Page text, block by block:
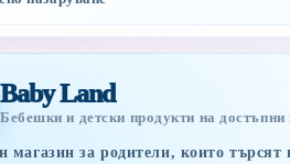
Baby Land
Бебешки и детски продукти на достъпни
магазин за родители, които